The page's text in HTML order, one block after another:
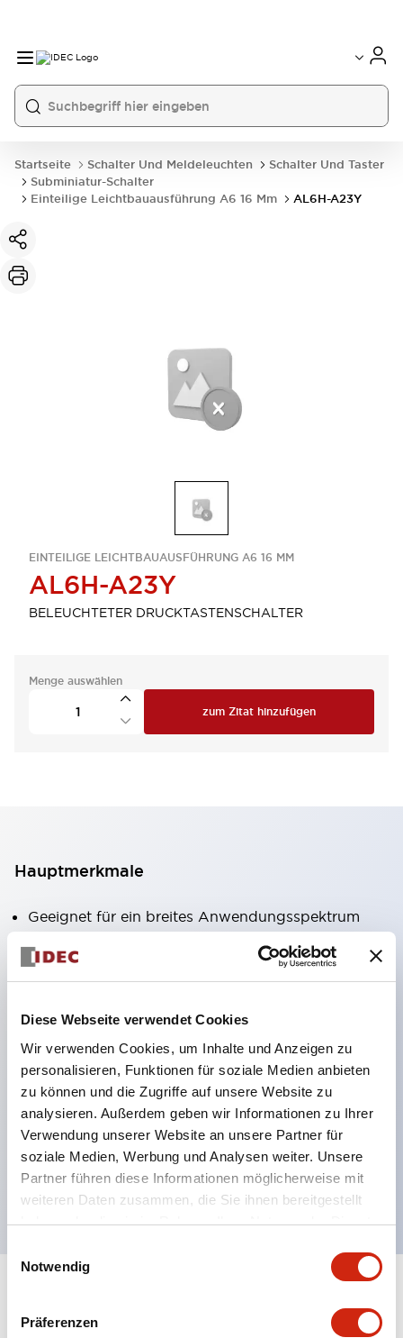
Diese Webseite verwendet Cookies
Wir verwenden Cookies, um Inhalte und Anzeigen zu
personalisieren, Funktionen für soziale Medien anbieten
zu können und die Zugriffe auf unsere Website zu
analysieren. Außerdem geben wir Informationen zu Ihrer
Verwendung unserer Website an unsere Partner für
soziale Medien, Werbung und Analysen weiter. Unsere
Partner führen diese Informationen möglicherweise mit
weiteren Daten zusammen, die Sie ihnen bereitgestellt
haben oder die sie im Rahmen Ihrer Nutzung der Dienste
Notwendig
Präferenzen
Startseite Schalter Und Meldeleuchten
Schalter Und Taster
Subminiatur-Schalter
Einteilige Leichtbauausführung A6 16 Mm
AL6H-A23Y
EINTEILIGE LEICHTBAUAUSFÜHRUNG A6 16 MM
AL6H-A23Y
BELEUCHTETER DRUCKTASTENSCHALTER
Menge auswählen
zum Zitat hinzufügen
Hauptmerkmale
Geeignet für ein breites Anwendungsspektrum
von der Konsumelektronik bis zum FA-Bereich
LED-Beleuchtungseinheit mit integriertem
LED-Lampenkörper
Schutzarten IP40 und IP65 vollständig verfügbar
(IEC 60529)
UL- und CSA-zertifiziert. Entspricht EN (Europa)
Normen. CCC-zertifiziert (außer Anzeigeleuchten).
Mit speziellem Zubehör leicht auf Φ22 Flash-
Silhouette umstellbar